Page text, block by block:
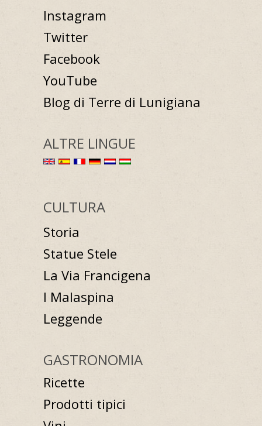
Instagram
Twitter
Facebook
YouTube
Blog di Terre di Lunigiana
ALTRE LINGUE
CULTURA
Storia
Statue Stele
La Via Francigena
I Malaspina
Leggende
GASTRONOMIA
Ricette
Prodotti tipici